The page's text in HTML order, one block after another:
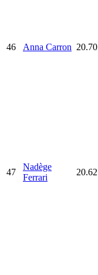
46 Anna Carron 20.70
47
Nadège
Ferrari
20.62